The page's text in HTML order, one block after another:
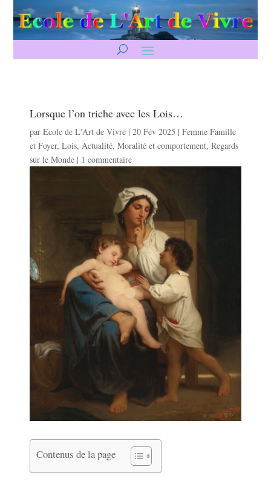
Lorsque l’on triche avec les Lois…
parEcole de L'Art de Vivre |20 Fév 2025 |Femme Famille
et Foyer,Lois, Actualité,Moralité et comportement,Regards
sur le Monde | 1 commentaire
Contenus de la page